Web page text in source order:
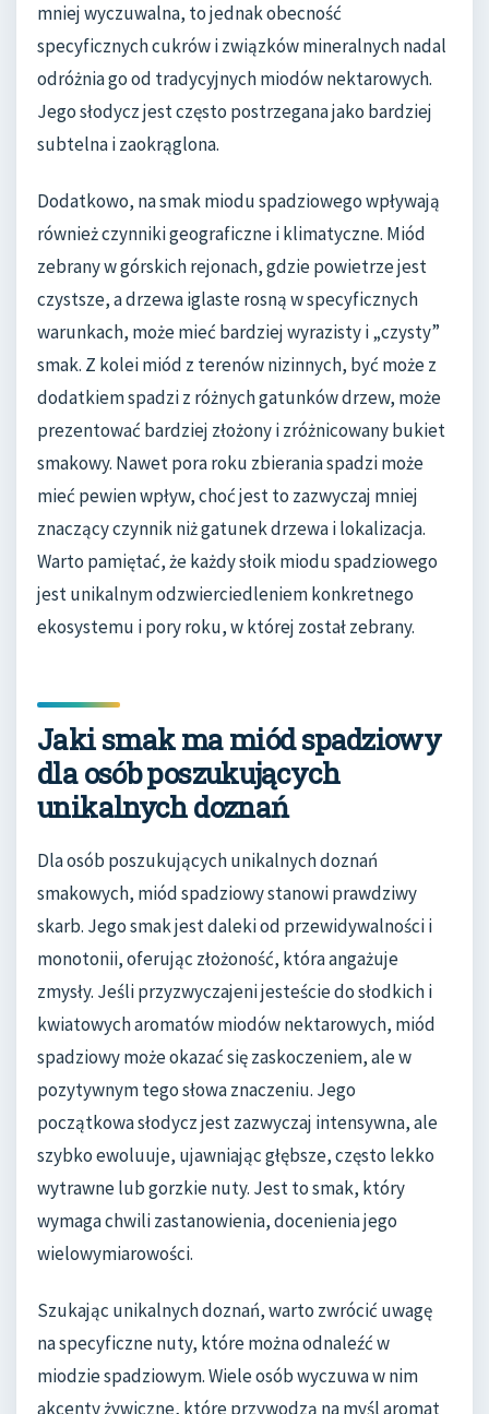
mniej wyczuwalna, to jednak obecność
specyficznych cukrów i związków mineralnych nadal
odróżnia go od tradycyjnych miodów nektarowych.
Jego słodycz jest często postrzegana jako bardziej
subtelna i zaokrąglona.
Dodatkowo, na smak miodu spadziowego wpływają
również czynniki geograficzne i klimatyczne. Miód
zebrany w górskich rejonach, gdzie powietrze jest
czystsze, a drzewa iglaste rosną w specyficznych
warunkach, może mieć bardziej wyrazisty i „czysty”
smak. Z kolei miód z terenów nizinnych, być może z
dodatkiem spadzi z różnych gatunków drzew, może
prezentować bardziej złożony i zróżnicowany bukiet
smakowy. Nawet pora roku zbierania spadzi może
mieć pewien wpływ, choć jest to zazwyczaj mniej
znaczący czynnik niż gatunek drzewa i lokalizacja.
Warto pamiętać, że każdy słoik miodu spadziowego
jest unikalnym odzwierciedleniem konkretnego
ekosystemu i pory roku, w której został zebrany.
Jaki smak ma miód spadziowy
dla osób poszukujących
unikalnych doznań
Dla osób poszukujących unikalnych doznań
smakowych, miód spadziowy stanowi prawdziwy
skarb. Jego smak jest daleki od przewidywalności i
monotonii, oferując złożoność, która angażuje
zmysły. Jeśli przyzwyczajeni jesteście do słodkich i
kwiatowych aromatów miodów nektarowych, miód
spadziowy może okazać się zaskoczeniem, ale w
pozytywnym tego słowa znaczeniu. Jego
początkowa słodycz jest zazwyczaj intensywna, ale
szybko ewoluuje, ujawniając głębsze, często lekko
wytrawne lub gorzkie nuty. Jest to smak, który
wymaga chwili zastanowienia, docenienia jego
wielowymiarowości.
Szukając unikalnych doznań, warto zwrócić uwagę
na specyficzne nuty, które można odnaleźć w
miodzie spadziowym. Wiele osób wyczuwa w nim
akcenty żywiczne, które przywodzą na myśl aromat